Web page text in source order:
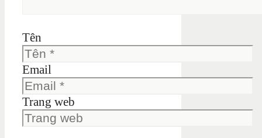
Tên
Email
Trang web